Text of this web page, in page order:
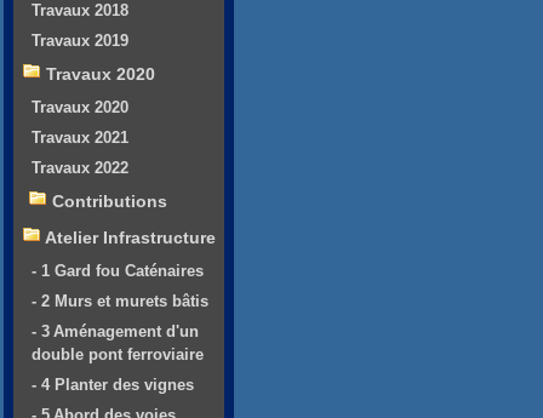
Travaux 2018
Travaux 2019
Travaux 2020
Travaux 2020
Travaux 2021
Travaux 2022
Contributions
Atelier Infrastructure
- 1 Gard fou Caténaires
- 2 Murs et murets bâtis
- 3 Aménagement d'un
double pont ferroviaire
- 4 Planter des vignes